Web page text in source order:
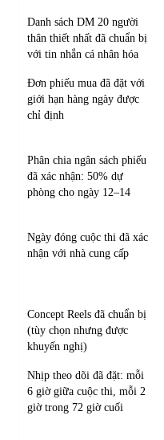
Danh sách DM 20 người
thân thiết nhất đã chuẩn bị
với tin nhắn cá nhân hóa
Đơn phiếu mua đã đặt với
giới hạn hàng ngày được
chỉ định
Phân chia ngân sách phiếu
đã xác nhận: 50% dự
phòng cho ngày 12–14
Ngày đóng cuộc thi đã xác
nhận với nhà cung cấp
Concept Reels đã chuẩn bị
(tùy chọn nhưng được
khuyến nghị)
Nhịp theo dõi đã đặt: mỗi
6 giờ giữa cuộc thi, mỗi 2
giờ trong 72 giờ cuối